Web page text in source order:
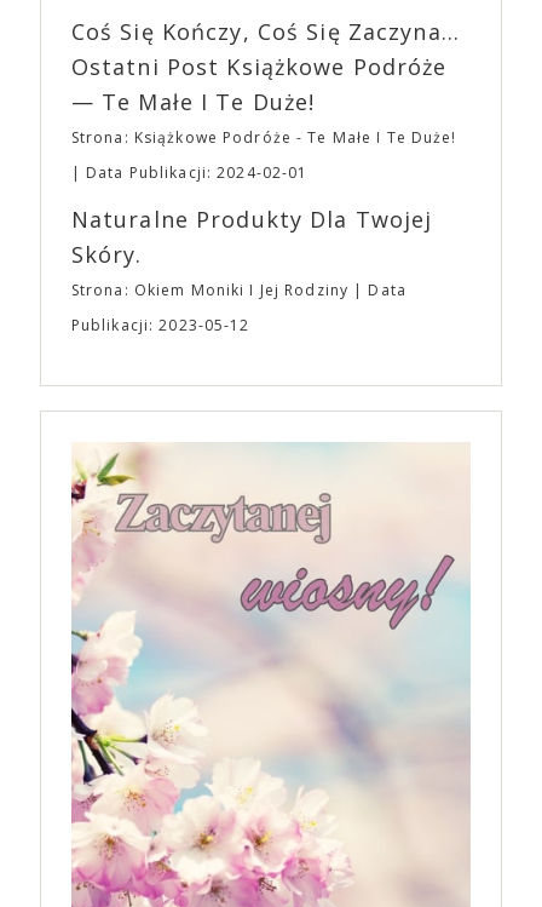
„Bo się boi” w kinach od 21 kwietnia.
EXPO XXI!
Coś Się Kończy, Coś Się Zaczyna...
Ostatni Post Książkowe Podróże
— Te Małe I Te Duże!
Strona: Książkowe Podróże - Te Małe I Te Duże!
Data Publikacji: 2024-02-01
Naturalne Produkty Dla Twojej
Skóry.
Strona: Okiem Moniki I Jej Rodziny
Data
Publikacji: 2023-05-12